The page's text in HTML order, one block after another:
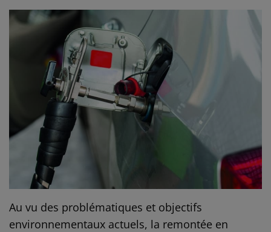
Au vu des problématiques et objectifs
environnementaux actuels, la remontée en